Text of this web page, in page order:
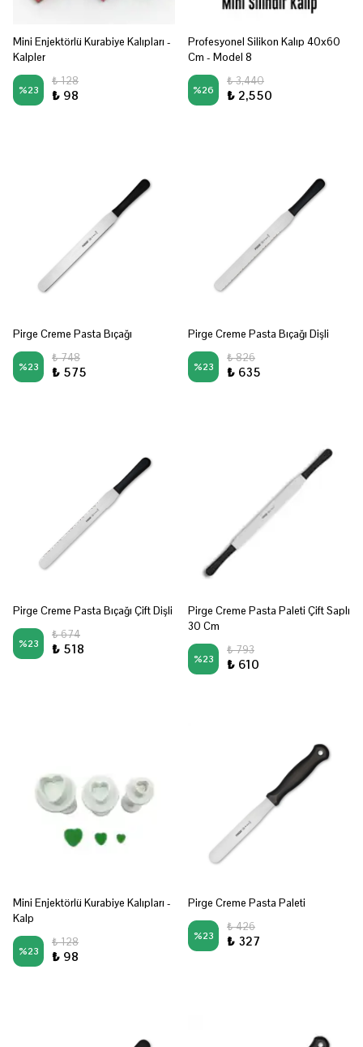
Mini Enjektörlü Kurabiye Kalıpları -
Kalpler
%23
₺ 128
₺ 98
Profesyonel Silikon Kalıp 40x60
Cm - Model 8
%26
₺ 3,440
₺ 2,550
Pirge Creme Pasta Bıçağı
%23
₺ 748
₺ 575
Pirge Creme Pasta Bıçağı Dişli
%23
₺ 826
₺ 635
Pirge Creme Pasta Bıçağı Çift Dişli
%23
₺ 674
₺ 518
Pirge Creme Pasta Paleti Çift Saplı
30 Cm
%23
₺ 793
₺ 610
Mini Enjektörlü Kurabiye Kalıpları -
Kalp
%23
₺ 128
₺ 98
Pirge Creme Pasta Paleti
%23
₺ 426
₺ 327